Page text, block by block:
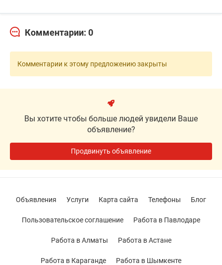
Комментарии: 0
Комментарии к этому предложению закрыты
Вы хотите чтобы больше людей увидели Ваше
объявление?
Продвинуть объявление
Объявления Услуги Карта сайта Телефоны Блог
Пользовательское соглашение Работа в Павлодаре
Работа в Алматы Работа в Астане
Работа в Караганде Работа в Шымкенте